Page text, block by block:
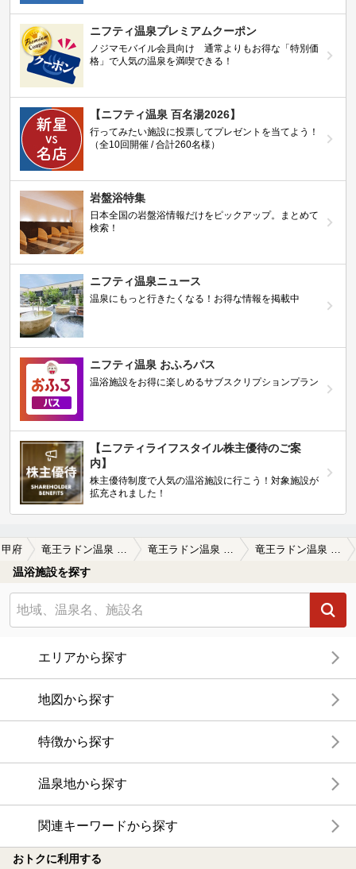
ニフティ温泉プレミアムクーポン
ノジマモバイル会員向け 通常よりもお得な「特別価
格」で人気の温泉を満喫できる！
【ニフティ温泉 百名湯2026】
行ってみたい施設に投票してプレゼントを当てよう！
（全10回開催 / 合計260名様）
岩盤浴特集
日本全国の岩盤浴情報だけをピックアップ。まとめて
検索！
ニフティ温泉ニュース
温泉にもっと行きたくなる！お得な情報を掲載中
ニフティ温泉 おふろパス
温浴施設をお得に楽しめるサブスクリプションプラン
【ニフティライフスタイル株主優待のご案
内】
株主優待制度で人気の温浴施設に行こう！対象施設が
拡充されました！
甲府
温浴施設を探す
エリアから探す
地図から探す
特徴から探す
温泉地から探す
関連キーワードから探す
おトクに利用する